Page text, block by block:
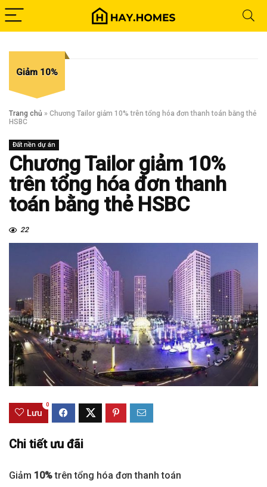
Giảm 10%
Trang chủ » Chương Tailor giảm 10% trên tổng hóa đơn thanh toán bằng thẻ
HSBC
Đất nền dự án
Chương Tailor giảm 10%
trên tổng hóa đơn thanh
toán bằng thẻ HSBC
22
Lưu
0
Chi tiết ưu đãi
Giảm 10%trên tổng hóa đơn thanh toán